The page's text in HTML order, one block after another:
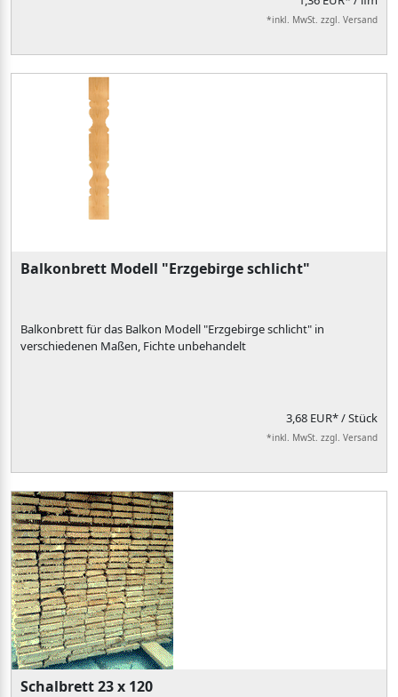
*inkl. MwSt. zzgl. Versand
Balkonbrett Modell "Erzgebirge schlicht"
Balkonbrett für das Balkon Modell "Erzgebirge schlicht" in
verschiedenen Maßen, Fichte unbehandelt
3,68 EUR*/ Stück
*inkl. MwSt. zzgl. Versand
Schalbrett 23 x 120